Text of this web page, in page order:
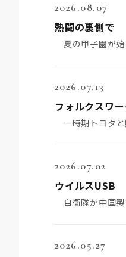
2026.08.07
熱闘の裏側で
2026.07.13
フォルクスワ
2026.07.02
ウイルスUSB
2026.05.27